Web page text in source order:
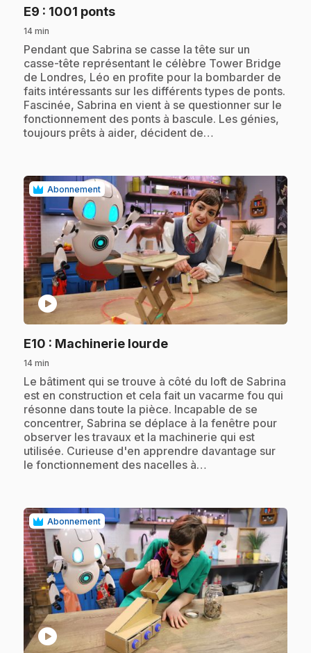
E9 : 1001 ponts.
14 min
.Pendant que Sabrina se casse la tête sur un
casse-tête représentant le célèbre Tower Bridge
de Londres, Léo en profite pour la bombarder de
faits intéressants sur les différents types de ponts.
Fascinée, Sabrina en vient à se questionner sur le
fonctionnement des ponts à bascule. Les génies,
toujours prêts à aider, décident de…
Abonnement
play_circle
E10 : Machinerie lourde.
14 min
.Le bâtiment qui se trouve à côté du loft de Sabrina
est en construction et cela fait un vacarme fou qui
résonne dans toute la pièce. Incapable de se
concentrer, Sabrina se déplace à la fenêtre pour
observer les travaux et la machinerie qui est
utilisée. Curieuse d'en apprendre davantage sur
le fonctionnement des nacelles à…
Abonnement
play_circle